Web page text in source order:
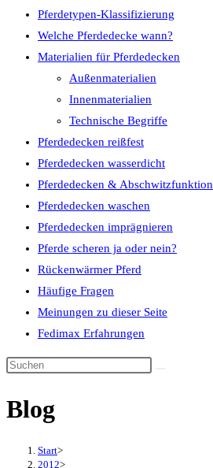
Pferdetypen-Klassifizierung
Welche Pferdedecke wann?
Materialien für Pferdedecken
Außenmaterialien
Innenmaterialien
Technische Begriffe
Pferdedecken reißfest
Pferdedecken wasserdicht
Pferdedecken & Abschwitzfunktion
Pferdedecken waschen
Pferdedecken imprägnieren
Pferde scheren ja oder nein?
Rückenwärmer Pferd
Häufige Fragen
Meinungen zu dieser Seite
Fedimax Erfahrungen
Diese
durchsuchen
Blog
Start>
2012>